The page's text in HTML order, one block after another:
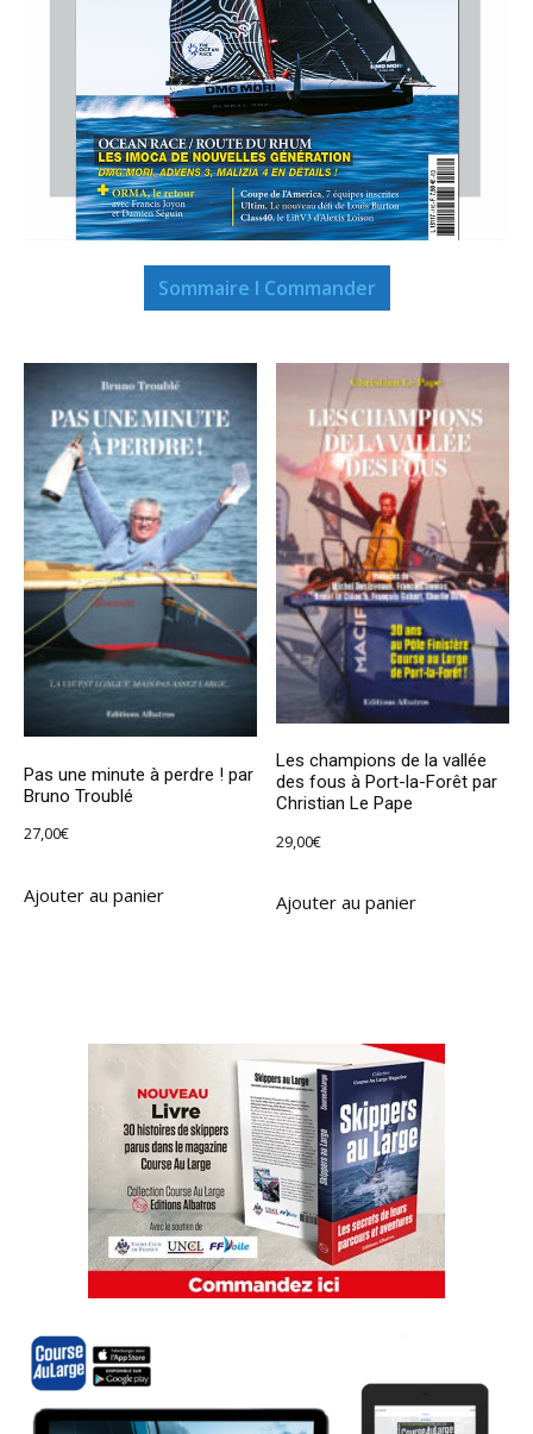
Sommaire I Commander
Pas une minute à perdre ! par
Bruno Troublé
27,00€
Ajouter au panier
Les champions de la vallée
des fous à Port-la-Forêt par
Christian Le Pape
29,00€
Ajouter au panier